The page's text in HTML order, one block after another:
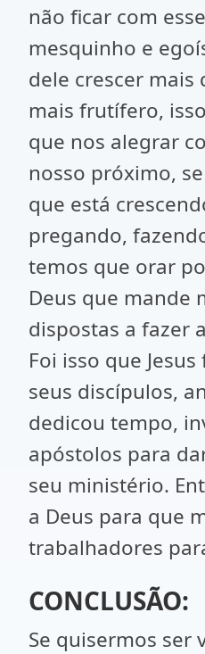
não ficar com
mesquinho e
dele crescer mais
mais frutífero,
que nos alegrar
nosso próximo,
que está
pregando,
temos que orar
Deus que mande
dispostas a fazer
Foi isso que
seus discípulos,
dedicou tempo,
apóstolos para
seu ministério.
a Deus para que
trabalhadores
CONCLUSÃO:
Se quisermos ser